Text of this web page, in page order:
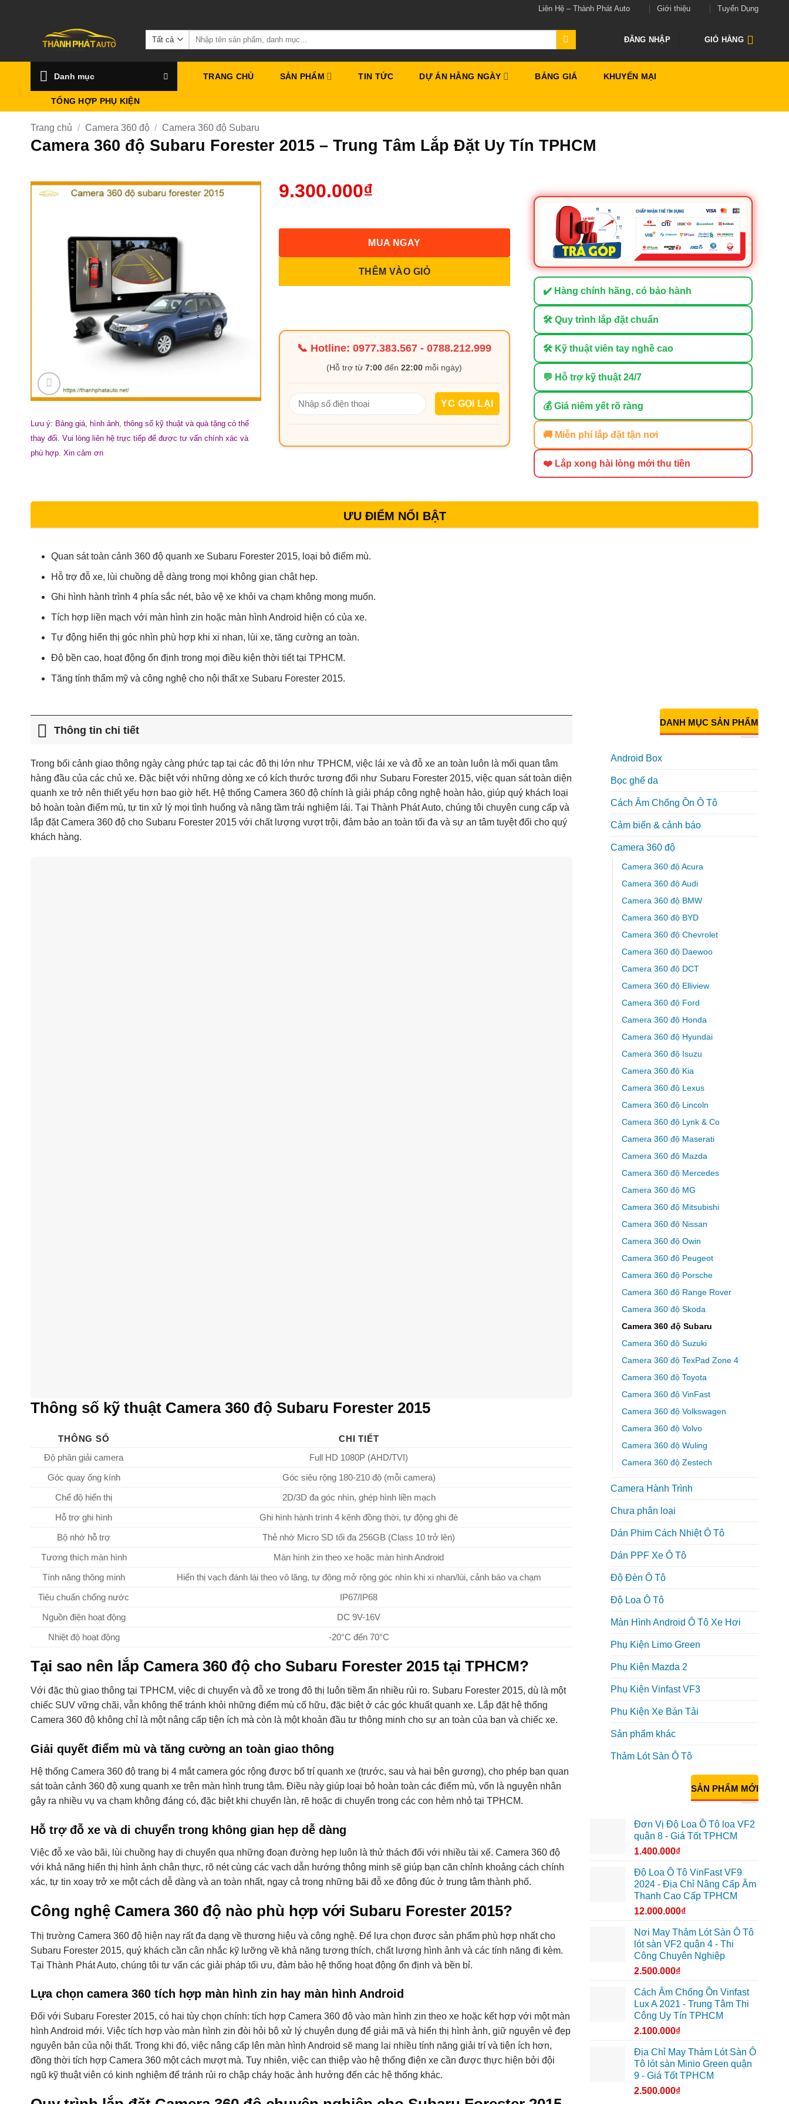
Liên Hệ – Thành Phát Auto Giới thiệu Tuyển Dụng
Tìm
kiếm:
ĐĂNG NHẬP GIỎ HÀNG
Danh mục TRANG CHỦ SẢN PHẨM TIN TỨC DỰ ÁN HẰNG NGÀY BẢNG GIÁ KHUYẾN MẠI
TỔNG HỢP PHỤ KIỆN
Trang chủ / Camera 360 độ / Camera 360 độ Subaru
Camera 360 độ Subaru Forester 2015 – Trung Tâm Lắp Đặt Uy Tín TPHCM
Lưu ý: Bảng giá, hình ảnh, thông số kỹ thuật và quà tặng có thể
thay đổi. Vui lòng liên hệ trực tiếp để được tư vấn chính xác và
phù hợp. Xin cảm ơn
9.300.000₫
THÊM VÀO GIỎ
MUA NGAY
📞 Hotline:0977.383.567 -0788.212.999
(Hỗ trợ từ7:00 đến22:00 mỗi ngày)
✔️ Hàng chính hãng, có bảo hành
🛠 Quy trình lắp đặt chuẩn
🛠 Kỹ thuật viên tay nghề cao
💬 Hỗ trợ kỹ thuật 24/7
💰 Giá niêm yết rõ ràng
🚚 Miễn phí lắp đặt tận nơi
❤️ Lắp xong hài lòng mới thu tiền
ƯU ĐIỂM NỔI BẬT
Quan sát toàn cảnh 360 độ quanh xe Subaru Forester 2015, loại bỏ điểm mù.
Hỗ trợ đỗ xe, lùi chuồng dễ dàng trong mọi không gian chật hẹp.
Ghi hình hành trình 4 phía sắc nét, bảo vệ xe khỏi va chạm không mong muốn.
Tích hợp liền mạch với màn hình zin hoặc màn hình Android hiện có của xe.
Tự động hiển thị góc nhìn phù hợp khi xi nhan, lùi xe, tăng cường an toàn.
Độ bền cao, hoạt động ổn định trong mọi điều kiện thời tiết tại TPHCM.
Tăng tính thẩm mỹ và công nghệ cho nội thất xe Subaru Forester 2015.
Thông tin chi tiết
Trong bối cảnh giao thông ngày càng phức tạp tại các đô thị lớn như TPHCM, việc lái xe và đỗ xe an toàn luôn là mối quan tâm
hàng đầu của các chủ xe. Đặc biệt với những dòng xe có kích thước tương đối như Subaru Forester 2015, việc quan sát toàn diện
quanh xe trở nên thiết yếu hơn bao giờ hết. Hệ thống Camera 360 độ chính là giải pháp công nghệ hoàn hảo, giúp quý khách loại
bỏ hoàn toàn điểm mù, tự tin xử lý mọi tình huống và nâng tầm trải nghiệm lái. Tại Thành Phát Auto, chúng tôi chuyên cung cấp và
lắp đặt Camera 360 độ cho Subaru Forester 2015 với chất lượng vượt trội, đảm bảo an toàn tối đa và sự an tâm tuyệt đối cho quý
khách hàng.
Thông số kỹ thuật Camera 360 độ Subaru Forester 2015
THÔNG SỐ
CHI TIẾT
Độ phân giải camera
Full HD 1080P (AHD/TVI)
Góc quay ống kính
Góc siêu rộng 180-210 độ (mỗi camera)
Chế độ hiển thị
2D/3D đa góc nhìn, ghép hình liền mạch
Hỗ trợ ghi hình
Ghi hình hành trình 4 kênh đồng thời, tự động ghi đè
Bộ nhớ hỗ trợ
Thẻ nhớ Micro SD tối đa 256GB (Class 10 trở lên)
Tương thích màn hình
Màn hình zin theo xe hoặc màn hình Android
Tính năng thông minh
Hiển thị vạch đánh lái theo vô lăng, tự động mở rộng góc nhìn khi xi nhan/lùi, cảnh báo va chạm
Tiêu chuẩn chống nước
IP67/IP68
Nguồn điện hoạt động
DC 9V-16V
Nhiệt độ hoạt động
-20°C đến 70°C
Tại sao nên lắp Camera 360 độ cho Subaru Forester 2015 tại TPHCM?
Với đặc thù giao thông tại TPHCM, việc di chuyển và đỗ xe trong đô thị luôn tiềm ẩn nhiều rủi ro. Subaru Forester 2015, dù là một
chiếc SUV vững chãi, vẫn không thể tránh khỏi những điểm mù cố hữu, đặc biệt ở các góc khuất quanh xe. Lắp đặt hệ thống
Camera 360 độ không chỉ là một nâng cấp tiện ích mà còn là một khoản đầu tư thông minh cho sự an toàn của bạn và chiếc xe.
Giải quyết điểm mù và tăng cường an toàn giao thông
Hệ thống Camera 360 độ trang bị 4 mắt camera góc rộng được bố trí quanh xe (trước, sau và hai bên gương), cho phép bạn quan
sát toàn cảnh 360 độ xung quanh xe trên màn hình trung tâm. Điều này giúp loại bỏ hoàn toàn các điểm mù, vốn là nguyên nhân
gây ra nhiều vụ va chạm không đáng có, đặc biệt khi chuyển làn, rẽ hoặc di chuyển trong các con hẻm nhỏ tại TPHCM.
Hỗ trợ đỗ xe và di chuyển trong không gian hẹp dễ dàng
Việc đỗ xe vào bãi, lùi chuồng hay di chuyển qua những đoạn đường hẹp luôn là thử thách đối với nhiều tài xế. Camera 360 độ
với khả năng hiển thị hình ảnh chân thực, rõ nét cùng các vạch dẫn hướng thông minh sẽ giúp bạn căn chỉnh khoảng cách chính
xác, tự tin xoay trở xe một cách dễ dàng và an toàn nhất, ngay cả trong những bãi đỗ xe đông đúc ở trung tâm thành phố.
Công nghệ Camera 360 độ nào phù hợp với Subaru Forester 2015?
Thị trường Camera 360 độ hiện nay rất đa dạng về thương hiệu và công nghệ. Để lựa chọn được sản phẩm phù hợp nhất cho
Subaru Forester 2015, quý khách cần cân nhắc kỹ lưỡng về khả năng tương thích, chất lượng hình ảnh và các tính năng đi kèm.
Tại Thành Phát Auto, chúng tôi tư vấn các giải pháp tối ưu, đảm bảo hệ thống hoạt động ổn định và bền bỉ.
Lựa chọn camera 360 tích hợp màn hình zin hay màn hình Android
Đối với Subaru Forester 2015, có hai tùy chọn chính: tích hợp Camera 360 độ vào màn hình zin theo xe hoặc kết hợp với một màn
hình Android mới. Việc tích hợp vào màn hình zin đòi hỏi bộ xử lý chuyên dụng để giải mã và hiển thị hình ảnh, giữ nguyên vẻ đẹp
nguyên bản của nội thất. Trong khi đó, việc nâng cấp lên màn hình Android sẽ mang lại nhiều tính năng giải trí và tiện ích hơn,
đồng thời tích hợp Camera 360 một cách mượt mà. Tuy nhiên, việc can thiệp vào hệ thống điện xe cần được thực hiện bởi đội
ngũ kỹ thuật viên có kinh nghiệm để tránh rủi ro chập cháy hoặc ảnh hưởng đến các hệ thống khác.
DANH MỤC SẢN PHẨM
Android Box
Bọc ghế da
Cách Âm Chống Ồn Ô Tô
Cảm biến & cảnh báo
Camera 360 độ
Camera 360 độ Acura
Camera 360 độ Audi
Camera 360 độ BMW
Camera 360 độ BYD
Camera 360 độ Chevrolet
Camera 360 độ Daewoo
Camera 360 độ DCT
Camera 360 độ Elliview
Camera 360 độ Ford
Camera 360 độ Honda
Camera 360 độ Hyundai
Camera 360 độ Isuzu
Camera 360 độ Kia
Camera 360 độ Lexus
Camera 360 độ Lincoln
Camera 360 độ Lynk & Co
Camera 360 độ Maserati
Camera 360 độ Mazda
Camera 360 độ Mercedes
Camera 360 độ MG
Camera 360 độ Mitsubishi
Camera 360 độ Nissan
Camera 360 độ Owin
Camera 360 độ Peugeot
Camera 360 độ Porsche
Camera 360 độ Range Rover
Camera 360 độ Skoda
Camera 360 độ Subaru
Camera 360 độ Suzuki
Camera 360 độ TexPad Zone 4
Camera 360 độ Toyota
Camera 360 độ VinFast
Camera 360 độ Volkswagen
Camera 360 độ Volvo
Camera 360 độ Wuling
Camera 360 độ Zestech
Camera Hành Trình
Chưa phân loại
Dán Phim Cách Nhiệt Ô Tô
Dán PPF Xe Ô Tô
Độ Đèn Ô Tô
Độ Loa Ô Tô
Màn Hình Android Ô Tô Xe Hơi
Phụ Kiện Limo Green
Phụ Kiện Mazda 2
Phụ Kiện Vinfast VF3
Phụ Kiện Xe Bán Tải
Sản phẩm khác
Thảm Lót Sàn Ô Tô
SẢN PHẨM MỚI
Đơn Vị Độ Loa Ô Tô loa VF2
quận 8 - Giá Tốt TPHCM
1.400.000₫
Độ Loa Ô Tô VinFast VF9
2024 - Địa Chỉ Nâng Cấp Âm
Thanh Cao Cấp TPHCM
12.000.000₫
Nơi May Thảm Lót Sàn Ô Tô
lót sàn VF2 quận 4 - Thi
Công Chuyên Nghiệp
2.500.000₫
Cách Âm Chống Ồn Vinfast
Lux A 2021 - Trung Tâm Thi
Công Uy Tín TPHCM
2.100.000₫
Địa Chỉ May Thảm Lót Sàn Ô
Tô lót sàn Minio Green quận
9 - Giá Tốt TPHCM
2.500.000₫